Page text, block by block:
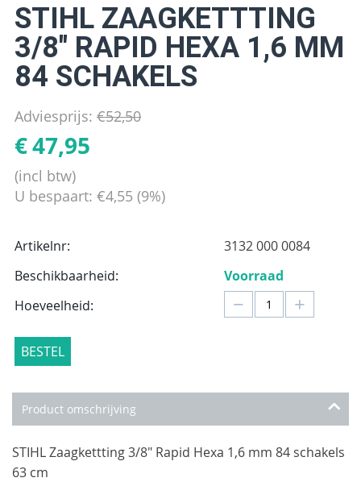
STIHL ZAAGKETTTING
3/8" RAPID HEXA 1,6 MM
84 SCHAKELS
Adviesprijs: €52,50
€47,95
(incl btw)
U bespaart: €4,55 (9%)
Artikelnr:
3132 000 0084
Beschikbaarheid:
Voorraad
Hoeveelheid:
+
−
BESTEL
Product omschrijving
STIHL Zaagkettting 3/8" Rapid Hexa 1,6 mm 84 schakels
63 cm